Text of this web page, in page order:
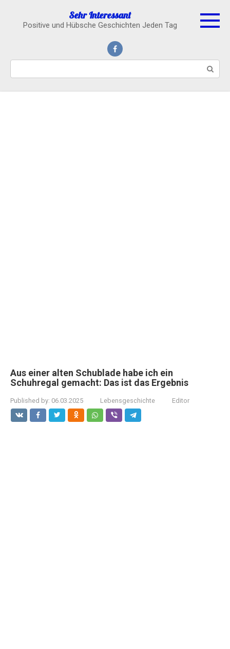
content
Sehr Interessant
Positive und Hübsche Geschichten Jeden Tag
Aus einer alten Schublade habe ich ein
Schuhregal gemacht: Das ist das Ergebnis
Published by: 06.03.2025 Lebensgeschichte Editor